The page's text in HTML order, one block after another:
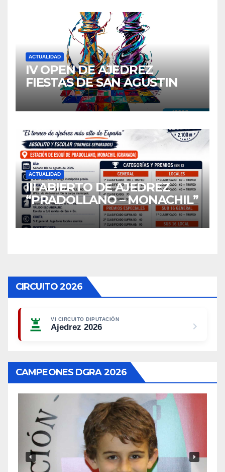
ACTUALIDAD
IV OPEN DE AJEDREZ
FIESTAS DE SAN AGUSTIN
ACTUALIDAD
III ABIERTO DE AJEDREZ
“PRADOLLANO – MONACHIL”
CIRCUITO 2026
VI CIRCUITO DIPUTACIÓN
Ajedrez 2026
CAMPEONES DGRA 2026